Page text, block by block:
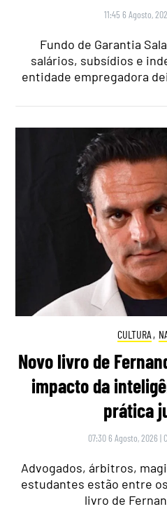
11:45 6 Agosto,
Fundo de Garantia
salários, subsídios e
entidade empregadora
CULTURA ,
Novo livro de
impacto da
prática
07:30 6 Agosto, 2026 |
Advogados, árbitros,
estudantes estão entre
livro de